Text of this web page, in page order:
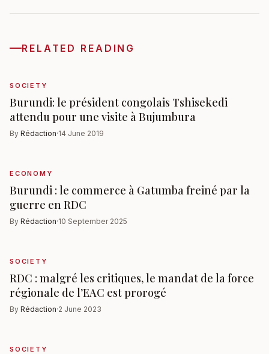
RELATED READING
SOCIETY
Burundi: le président congolais Tshisekedi
attendu pour une visite à Bujumbura
By Rédaction·14 June 2019
ECONOMY
Burundi : le commerce à Gatumba freiné par la
guerre en RDC
By Rédaction·10 September 2025
SOCIETY
RDC : malgré les critiques, le mandat de la force
régionale de l’EAC est prorogé
By Rédaction·2 June 2023
SOCIETY